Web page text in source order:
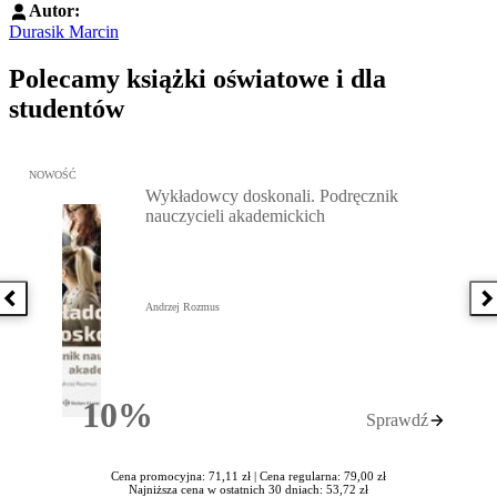
Autor:
Durasik Marcin
Polecamy książki oświatowe i dla
studentów
Poprzednia książka
Przejdź do: Wykładowcy doskonali. Podręcznik nauczycieli
NOWOŚĆ
10%Rabatu
Wykładowcy doskonali. Podręcznik
nauczycieli akademickich
Andrzej Rozmus
Sprawdź
Cena promocyjna: 71,11 zł | Cena regularna: 79,00 zł
Najniższa cena w ostatnich 30 dniach: 53,72 zł